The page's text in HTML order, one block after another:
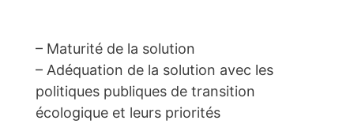
– Maturité de la solution
– Adéquation de la solution avec les
politiques publiques de transition
écologique et leurs priorités